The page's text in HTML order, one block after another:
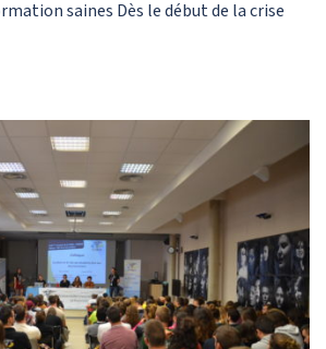
saines Dès le début de la crise